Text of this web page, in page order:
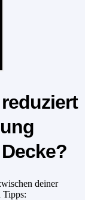
deiner
Tipps: